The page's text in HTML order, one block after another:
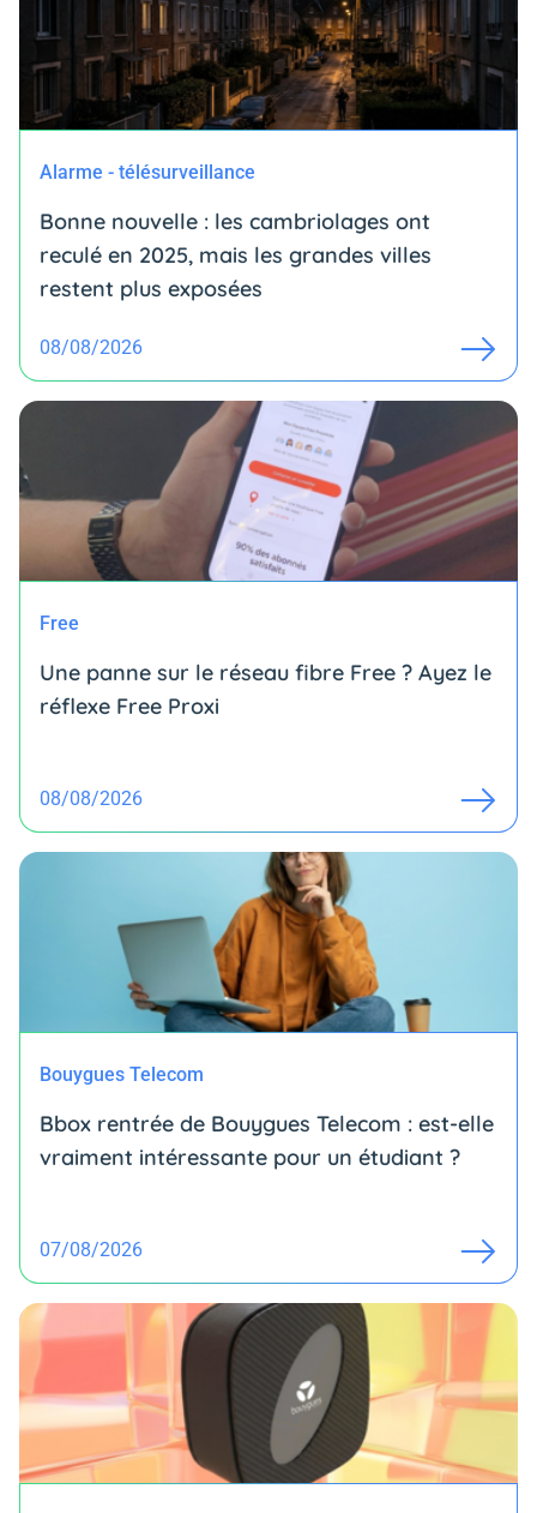
Alarme - télésurveillance
Bonne nouvelle : les cambriolages ont
reculé en 2025, mais les grandes villes
restent plus exposées
08/08/2026
Free
Une panne sur le réseau fibre Free ? Ayez le
réflexe Free Proxi
08/08/2026
Bouygues Telecom
Bbox rentrée de Bouygues Telecom : est-elle
vraiment intéressante pour un étudiant ?
07/08/2026